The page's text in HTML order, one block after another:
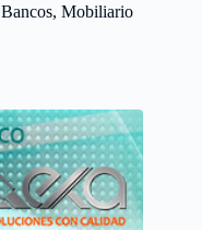
Bancos, Mobiliario